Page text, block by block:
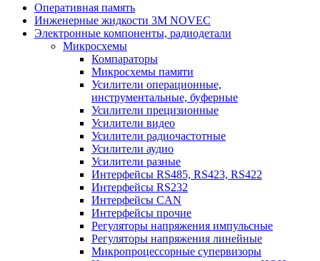
Оперативная память
Инженерные жидкости 3M NOVEC
Электронные компоненты, радиодетали
Микросхемы
Компараторы
Микросхемы памяти
Усилители операционные,
инструментальные, буферные
Усилители прецизионные
Усилители видео
Усилители радиочастотные
Усилители аудио
Усилители разные
Интерфейсы RS485, RS423, RS422
Интерфейсы RS232
Интерфейсы CAN
Интерфейсы прочие
Регуляторы напряжения импульсные
Регуляторы напряжения линейные
Микропроцессорные супервизоры